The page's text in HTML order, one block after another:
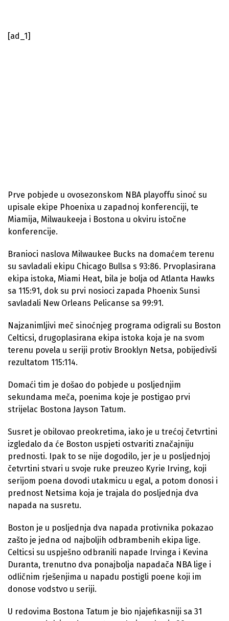
[ad_1]
Prve pobjede u ovosezonskom NBA playoffu sinoć su
upisale ekipe Phoenixa u zapadnoj konferenciji, te
Miamija, Milwaukeeja i Bostona u okviru istočne
konferencije.
Branioci naslova Milwaukee Bucks na domaćem terenu
su savladali ekipu Chicago Bullsa s 93:86. Prvoplasirana
ekipa istoka, Miami Heat, bila je bolja od Atlanta Hawks
sa 115:91, dok su prvi nosioci zapada Phoenix Sunsi
savladali New Orleans Pelicanse sa 99:91.
Najzanimljivi meč sinoćnjeg programa odigrali su Boston
Celticsi, drugoplasirana ekipa istoka koja je na svom
terenu povela u seriji protiv Brooklyn Netsa, pobijedivši
rezultatom 115:114.
Domaći tim je došao do pobjede u posljednjim
sekundama meča, poenima koje je postigao prvi
strijelac Bostona Jayson Tatum.
Susret je obilovao preokretima, iako je u trećoj četvrtini
izgledalo da će Boston uspjeti ostvariti značajniju
prednosti. Ipak to se nije dogodilo, jer je u posljednjoj
četvrtini stvari u svoje ruke preuzeo Kyrie Irving, koji
serijom poena dovodi utakmicu u egal, a potom donosi i
prednost Netsima koja je trajala do posljednja dva
napada na susretu.
Boston je u posljednja dva napada protivnika pokazao
zašto je jedna od najboljih odbrambenih ekipa lige.
Celticsi su uspješno odbranili napade Irvinga i Kevina
Duranta, trenutno dva ponajbolja napadača NBA lige i
odličnim rješenjima u napadu postigli poene koji im
donose vodstvo u seriji.
U redovima Bostona Tatum je bio njajefikasniji sa 31